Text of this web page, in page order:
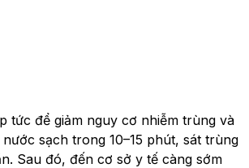
tức để giảm nguy cơ nhiễm trùng và
sạch trong 10–15 phút, sát trùng
Sau đó, đến cơ sở y tế càng sớm